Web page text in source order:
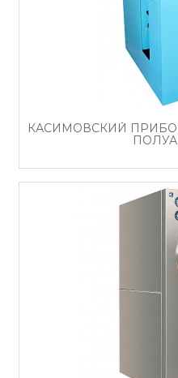
КАСИМОВСКИЙ